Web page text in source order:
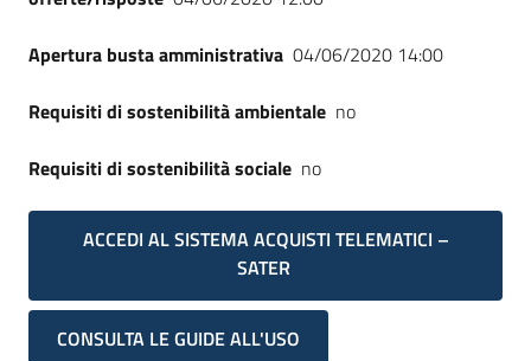
Apertura busta amministrativa 04/06/2020 14:00
Requisiti di sostenibilità ambientale no
Requisiti di sostenibilità sociale no
ACCEDI AL SISTEMA ACQUISTI TELEMATICI –
SATER
CONSULTA LE GUIDE ALL'USO